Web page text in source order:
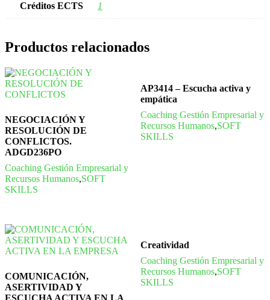
Créditos ECTS 1
Productos relacionados
NEGOCIACIÓN Y
RESOLUCIÓN DE
CONFLICTOS.
ADGD236PO
Coaching Gestión Empresarial y
Recursos Humanos,SOFT
SKILLS
AP3414 – Escucha activa y
empática
Coaching Gestión Empresarial y
Recursos Humanos,SOFT
SKILLS
COMUNICACIÓN,
ASERTIVIDAD Y
Creatividad
Coaching Gestión Empresarial y
Recursos Humanos,SOFT
SKILLS